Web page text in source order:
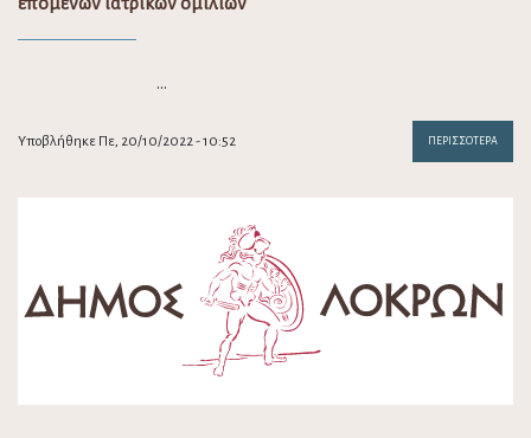
…
Υποβλήθηκε Πε, 20/10/2022 - 10:52 ΠΕΡΙΣΣΌΤΕΡΑ